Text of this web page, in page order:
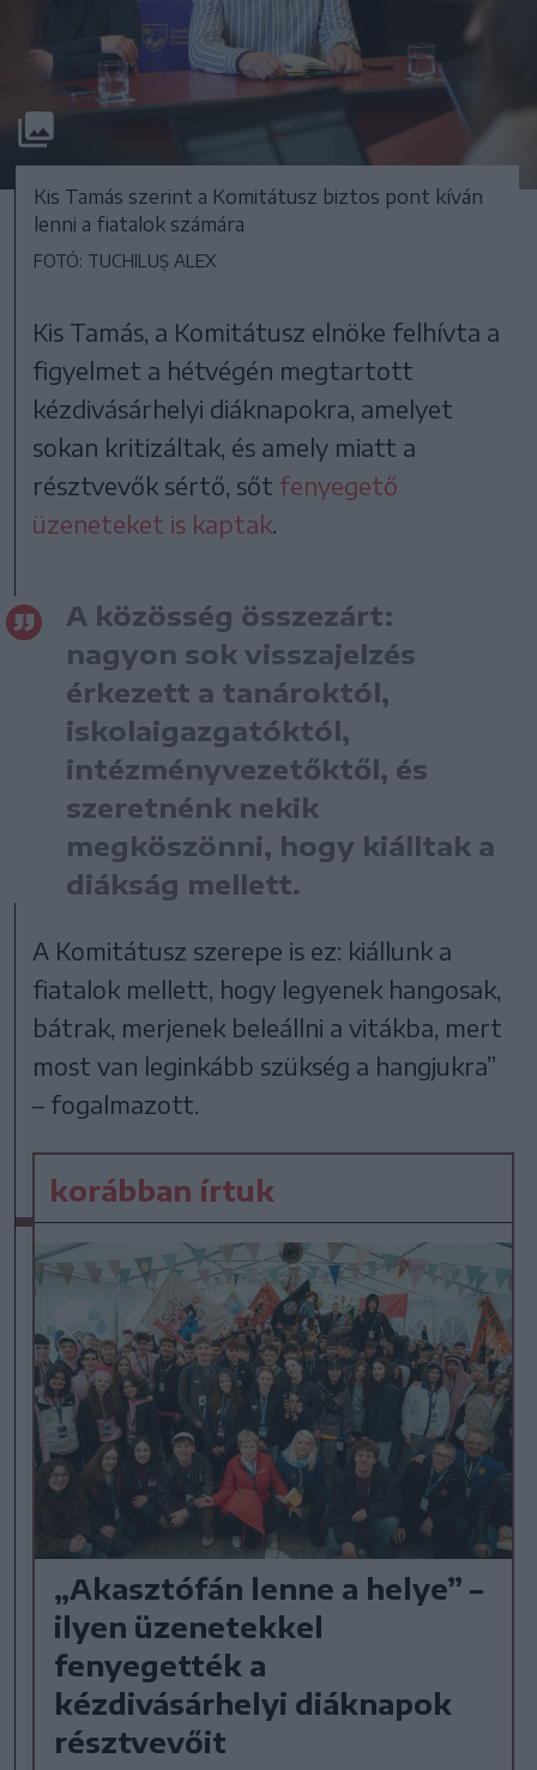
Kis Tamás szerint a Komitátusz biztos pont kíván
lenni a fiatalok számára
FOTÓ: TUCHILUȘ ALEX
Kis Tamás, a Komitátusz elnöke felhívta a
figyelmet a hétvégén megtartott
kézdivásárhelyi diáknapokra, amelyet
sokan kritizáltak, és amely miatt a
résztvevők sértő, sőt fenyegető
üzeneteket is kaptak
A közösség összezárt:
nagyon sok visszajelzés
érkezett a tanároktól,
iskolaigazgatóktól,
intézményvezetőktől, és
szeretnénk nekik
megköszönni, hogy kiálltak a
diákság mellett.
A Komitátusz szerepe is ez: kiállunk a
fiatalok mellett, hogy legyenek hangosak,
bátrak, merjenek beleállni a vitákba, mert
most van leginkább szükség a hangjukra”
– fogalmazott.
korábban írtuk
„Akasztófán lenne a helye” –
ilyen üzenetekkel
fenyegették a
kézdivásárhelyi diáknapok
résztvevőit